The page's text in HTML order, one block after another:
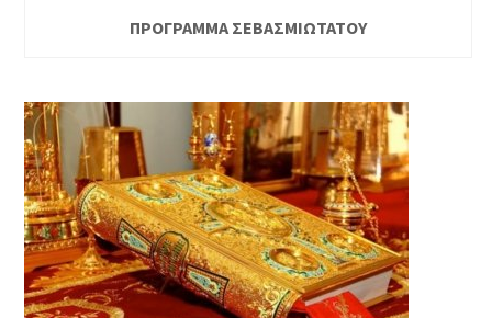
ΠΡΟΓΡΑΜΜΑ ΣΕΒΑΣΜΙΩΤΑΤΟΥ